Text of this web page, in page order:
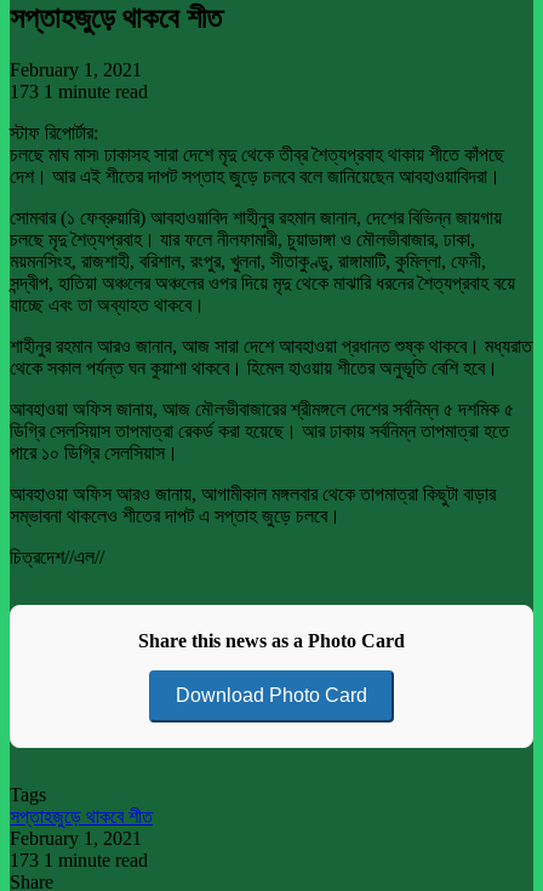
সপ্তাহজুড়ে থাকবে শীত
February 1, 2021
173 1 minute read
স্টাফ রিপোর্টার:
চলছে মাঘ মাস৷ ঢাকাসহ সারা দেশে মৃদু থেকে তীব্র শৈত্যপ্রবাহ থাকায় শীতে কাঁপছে
দেশ। আর এই শীতের দাপট সপ্তাহ জুড়ে চলবে বলে জানিয়েছেন আবহাওয়াবিদরা।
সোমবার (১ ফেব্রুয়ারি) আবহাওয়াবিদ শাহীনুর রহমান জানান, দেশের বিভিন্ন জায়গায়
চলছে মৃদু শৈত্যপ্রবাহ। যার ফলে নীলফামারী, চুয়াডাঙ্গা ও মৌলভীবাজার, ঢাকা,
ময়মনসিংহ, রাজশাহী, বরিশাল, রংপুর, খুলনা, সীতাকুণ্ডু, রাঙ্গামাটি, কুমিল্লা, ফেনী,
সন্দ্বীপ, হাতিয়া অঞ্চলের অঞ্চলের ওপর দিয়ে মৃদু থেকে মাঝারি ধরনের শৈত্যপ্রবাহ বয়ে
যাচ্ছে এবং তা অব্যাহত থাকবে।
শাহীনুর রহমান আরও জানান, আজ সারা দেশে আবহাওয়া প্রধানত শুষ্ক থাকবে। মধ্যরাত
থেকে সকাল পর্যন্ত ঘন কুয়াশা থাকবে। হিমেল হাওয়ায় শীতের অনুভূতি বেশি হবে।
আবহাওয়া অফিস জানায়, আজ মৌলভীবাজারের শ্রীমঙ্গলে দেশের সর্বনিম্ন ৫ দশমিক ৫
ডিগ্রি সেলসিয়াস তাপমাত্রা রেকর্ড করা হয়েছে। আর ঢাকায় সর্বনিম্ন তাপমাত্রা হতে
পারে ১০ ডিগ্রি সেলসিয়াস।
আবহাওয়া অফিস আরও জানায়, আগামীকাল মঙ্গলবার থেকে তাপমাত্রা কিছুটা বাড়ার
সম্ভাবনা থাকলেও শীতের দাপট এ সপ্তাহ জুড়ে চলবে।
চিত্রদেশ//এল//
Share this news as a Photo Card
Download Photo Card
Tags
সপ্তাহজুড়ে থাকবে শীত
February 1, 2021
173 1 minute read
Share